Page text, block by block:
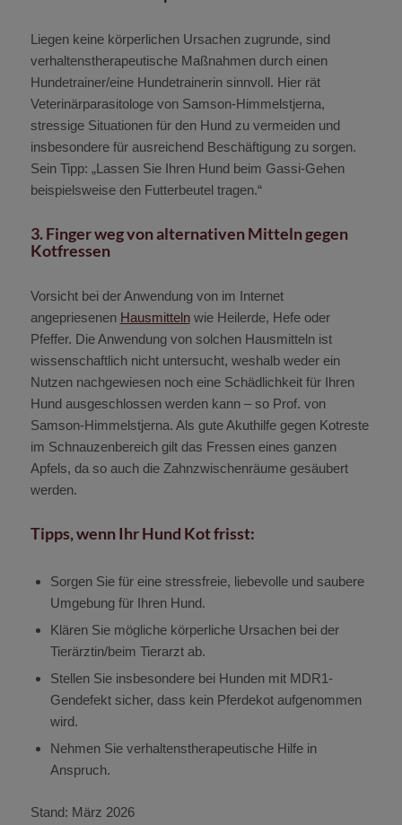
Liegen keine körperlichen Ursachen zugrunde, sind
verhaltenstherapeutische Maßnahmen durch einen
Hundetrainer/eine Hundetrainerin sinnvoll. Hier rät
Veterinärparasitologe von Samson-Himmelstjerna,
stressige Situationen für den Hund zu vermeiden und
insbesondere für ausreichend Beschäftigung zu sorgen.
Sein Tipp: „Lassen Sie Ihren Hund beim Gassi-Gehen
beispielsweise den Futterbeutel tragen.“
3. Finger weg von alternativen Mitteln gegen
Kotfressen
Vorsicht bei der Anwendung von im Internet
angepriesenen Hausmittelnwie Heilerde, Hefe oder
Pfeffer. Die Anwendung von solchen Hausmitteln ist
wissenschaftlich nicht untersucht, weshalb weder ein
Nutzen nachgewiesen noch eine Schädlichkeit für Ihren
Hund ausgeschlossen werden kann – so Prof. von
Samson-Himmelstjerna. Als gute Akuthilfe gegen Kotreste
im Schnauzenbereich gilt das Fressen eines ganzen
Apfels, da so auch die Zahnzwischenräume gesäubert
werden.
Tipps, wenn Ihr Hund Kot frisst:
Sorgen Sie für eine stressfreie, liebevolle und saubere
Umgebung für Ihren Hund.
Klären Sie mögliche körperliche Ursachen bei der
Tierärztin/beim Tierarzt ab.
Stellen Sie insbesondere bei Hunden mit MDR1-
Gendefekt sicher, dass kein Pferdekot aufgenommen
wird.
Nehmen Sie verhaltenstherapeutische Hilfe in
Anspruch.
Stand: März 2026